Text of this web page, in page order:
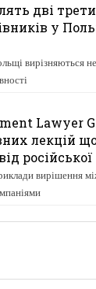
дві
у
вирізняються
Lawyer
лекцій
російської
вирішення